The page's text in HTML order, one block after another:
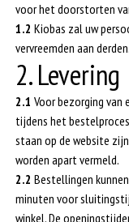
voor het doorstorten
1.2 Kiobas zal uw
vervreemden aan derden.
2. Levering
2.1 Voor bezorging van
tijdens het
staan op de website
worden apart vermeld.
2.2 Bestellingen
minuten voor
winkel. De